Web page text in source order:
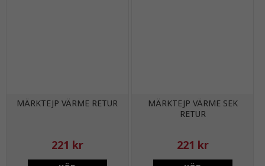
MÄRKTEJP VÄRME RETUR
221 kr
MÄRKTEJP VÄRME SEK
RETUR
221 kr